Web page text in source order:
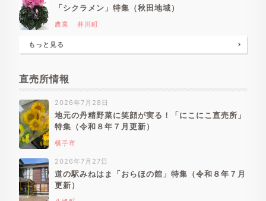
「シクラメン」特集（秋田地域）
農業 井川町
もっと見る
直売所情報
2026年7月28日
地元の丹精野菜に笑顔が実る！「にこにこ直売所」
特集（令和８年７月更新）
横手市
2026年7月27日
道の駅みねはま「おらほの館」特集（令和８年７月
更新）